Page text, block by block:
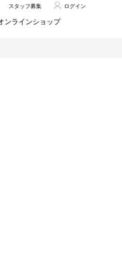
ンラインショップ
スタッフ募集 ログイン